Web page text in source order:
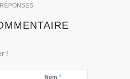
RÉPONSES
!
Nom *